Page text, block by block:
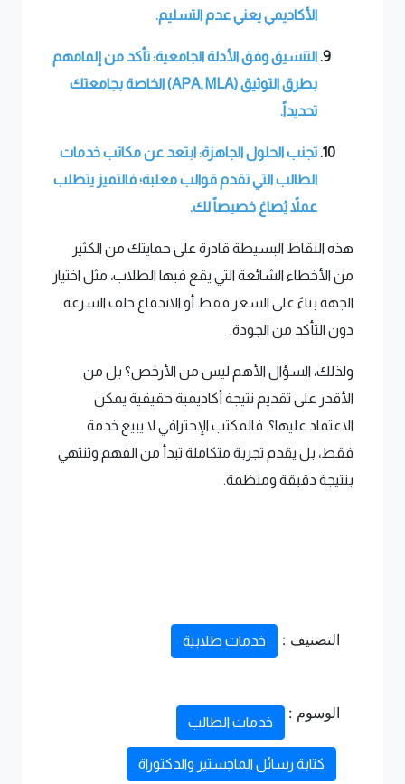
الأكاديمي يعني عدم التسليم.
التنسيق وفق الأدلة الجامعية: تأكد من إلمامهم
بطرق التوثيق (APA, MLA) الخاصة بجامعتك
تحديداً.
تجنب الحلول الجاهزة: ابتعد عن مكاتب خدمات
الطالب التي تقدم قوالب معلبة؛ فالتميز يتطلب
عملاً يُصاغ خصيصاً لك.
هذه النقاط البسيطة قادرة على حمايتك من الكثير
من الأخطاء الشائعة التي يقع فيها الطلاب، مثل اختيار
الجهة بناءً على السعر فقط أو الاندفاع خلف السرعة
دون التأكد من الجودة.
ولذلك، السؤال الأهم ليس من الأرخص؟ بل من
الأقدر على تقديم نتيجة أكاديمية حقيقية يمكن
الاعتماد عليها؟. فالمكتب الإحترافي لا يبيع خدمة
فقط، بل يقدم تجربة متكاملة تبدأ من الفهم وتنتهي
بنتيجة دقيقة ومنظمة.
التصنيف : خدمات طلابية
الوسوم :
خدمات الطالب
كتابة رسائل الماجستير والدكتوراة